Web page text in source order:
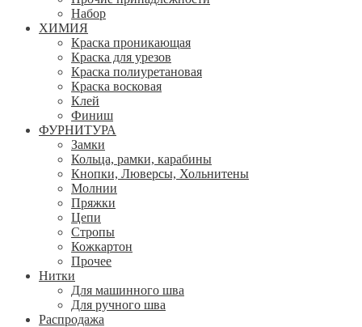
Набор
ХИМИЯ
Краска проникающая
Краска для урезов
Краска полиуретановая
Краска восковая
Клей
Финиш
ФУРНИТУРА
Замки
Кольца, рамки, карабины
Кнопки, Люверсы, Хольнитены
Молнии
Пряжки
Цепи
Стропы
Кожкартон
Прочее
Нитки
Для машинного шва
Для ручного шва
Распродажа